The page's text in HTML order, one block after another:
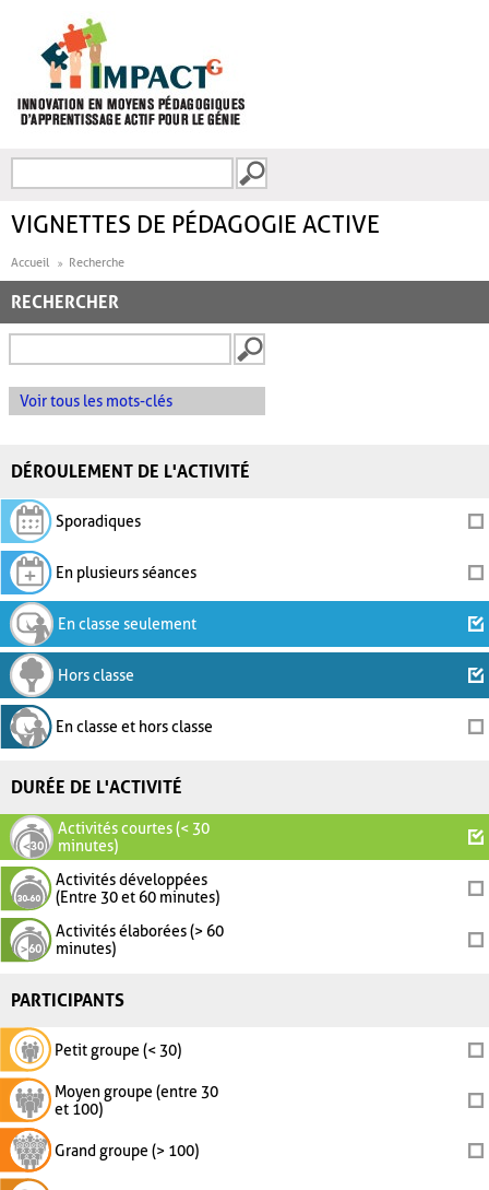
FORMULAIRE DE
VIGNETTES DE PÉDAGOGIE ACTIVE
Accueil Recherche
RECHERCHER
Voir tous les mots-clés
DÉROULEMENT DE L'ACTIVITÉ
Sporadiques
En plusieurs séances
En classe seulement
Hors classe
En classe et hors classe
DURÉE DE L'ACTIVITÉ
Activités courtes (< 30
minutes)
Activités développées
(Entre 30 et 60 minutes)
Activités élaborées (> 60
minutes)
PARTICIPANTS
Petit groupe (< 30)
Moyen groupe (entre 30
et 100)
Grand groupe (> 100)